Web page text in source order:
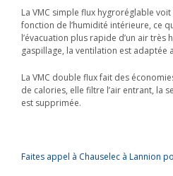
La VMC simple flux hygroréglable
fonction de l’humidité intérieure, ce
l’évacuation plus rapide d’un air très
gaspillage, la ventilation est adaptée
La VMC double flux fait des
de calories, elle filtre l’air entrant, la
est supprimée.
Faites appel à Chauselec à Lannion